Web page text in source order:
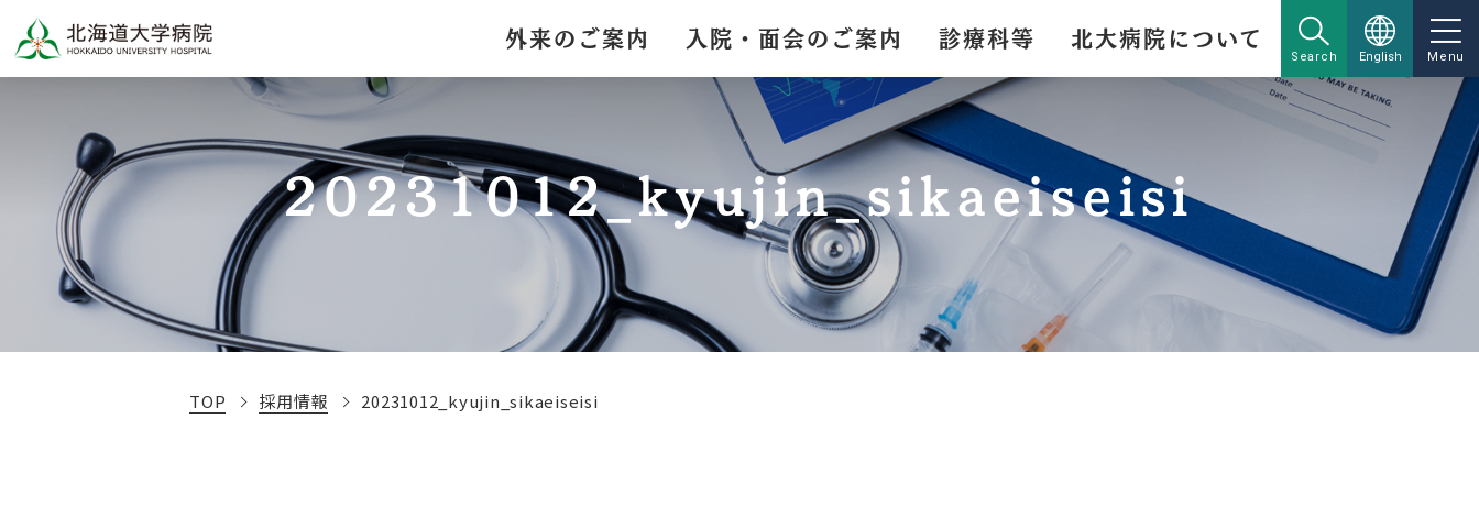
外来のご案内 入院・面会のご案内 診療科等 北大病院について
Search English Menu
20231012_kyujin_sikaeiseisi
TOP 採用情報 20231012_kyujin_sikaeiseisi